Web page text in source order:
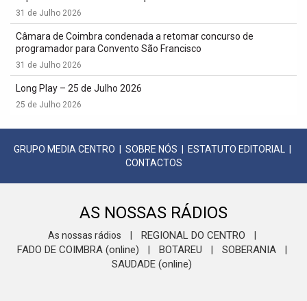
31 de Julho 2026
Câmara de Coimbra condenada a retomar concurso de
programador para Convento São Francisco
31 de Julho 2026
Long Play – 25 de Julho 2026
25 de Julho 2026
GRUPO MEDIA CENTRO SOBRE NÓS ESTATUTO EDITORIAL
CONTACTOS
AS NOSSAS RÁDIOS
As nossas rádios REGIONAL DO CENTRO
FADO DE COIMBRA (online) BOTAREU SOBERANIA
SAUDADE (online)